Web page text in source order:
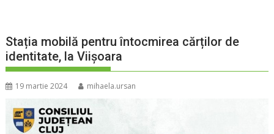
Stația mobilă pentru întocmirea cărților de
identitate, la Viișoara
19 martie 2024 mihaela.ursan